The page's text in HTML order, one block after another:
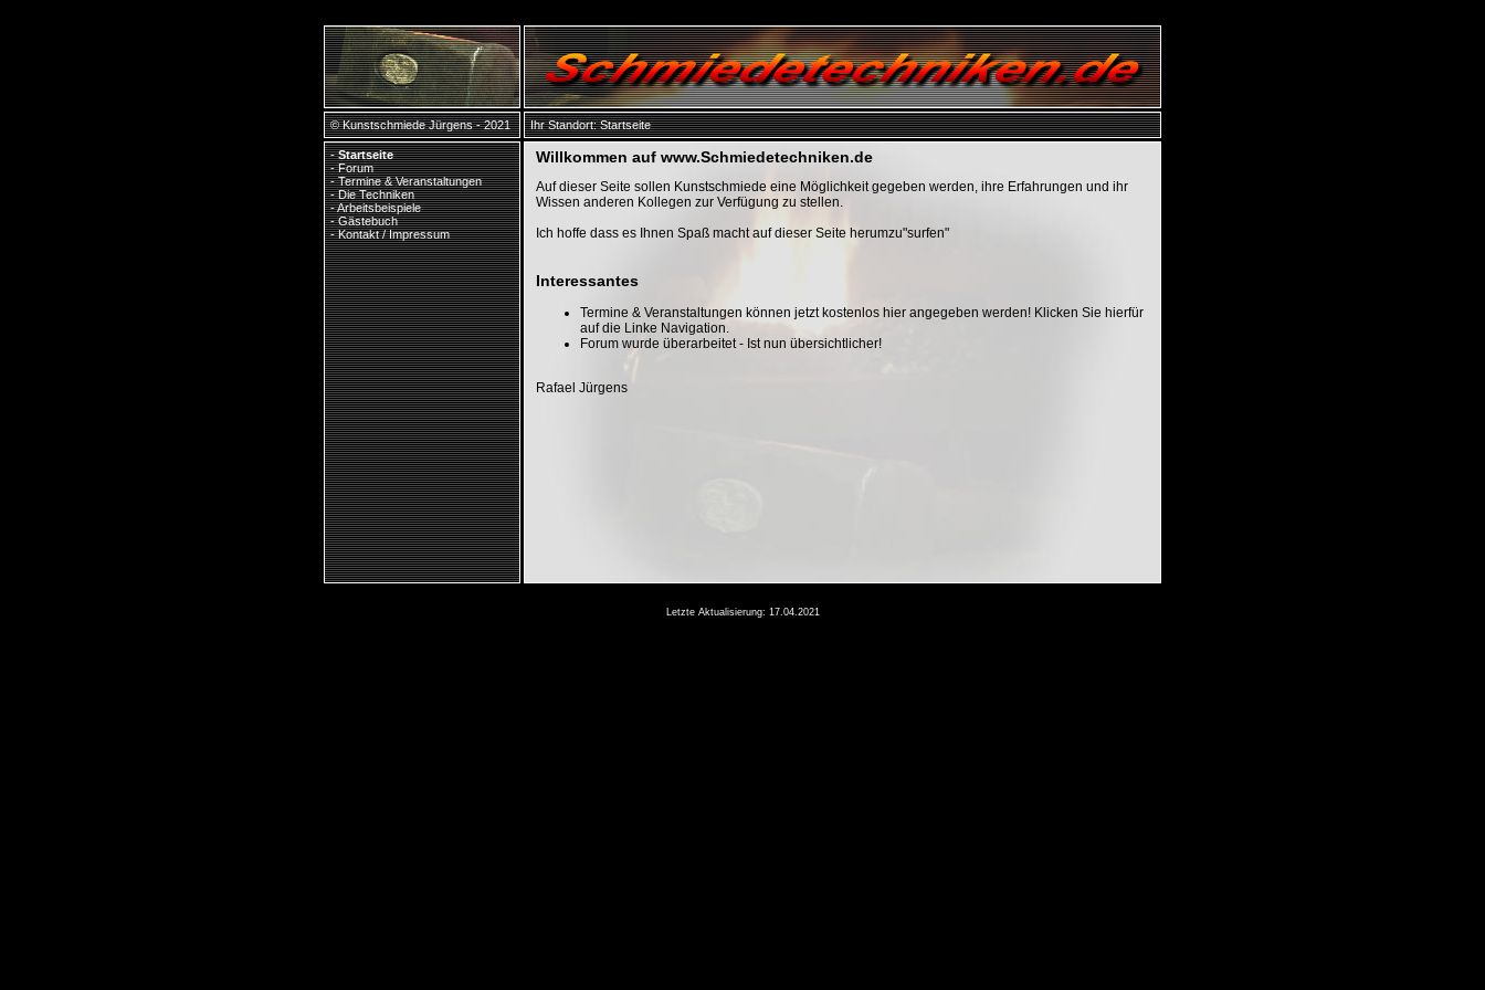
© Kunstschmiede Jürgens - 2021 Ihr Standort:Startseite
-Startseite
-Forum
-Termine & Veranstaltungen
-Die Techniken
-Arbeitsbeispiele
-Gästebuch
-Kontakt / Impressum
Willkommen auf www.Schmiedetechniken.de
Auf dieser Seite sollen Kunstschmiede eine Möglichkeit gegeben werden, ihre Erfahrungen und ihr
Wissen anderen Kollegen zur Verfügung zu stellen.
Ich hoffe dass es Ihnen Spaß macht auf dieser Seite herumzu"surfen"
Interessantes
Termine & Veranstaltungen können jetzt kostenlos hier angegeben werden! Klicken Sie hierfür
auf die Linke Navigation.
Forum wurde überarbeitet - Ist nun übersichtlicher!
Rafael Jürgens
Letzte Aktualisierung: 17.04.2021